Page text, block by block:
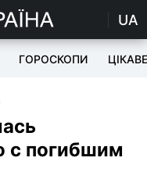
UA
ГОРОСКОПИ ЦІКАВЕ
с погибшим